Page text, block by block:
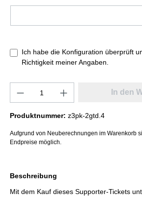
Ich habe die Konfiguration überprüft
Richtigkeit meiner Angaben.
In den
Produktnummer: z3pk-2gtd.4
Aufgrund von Neuberechnungen im Warenkorb
Endpreise möglich.
Beschreibung
Mit dem Kauf dieses Supporter-Tickets